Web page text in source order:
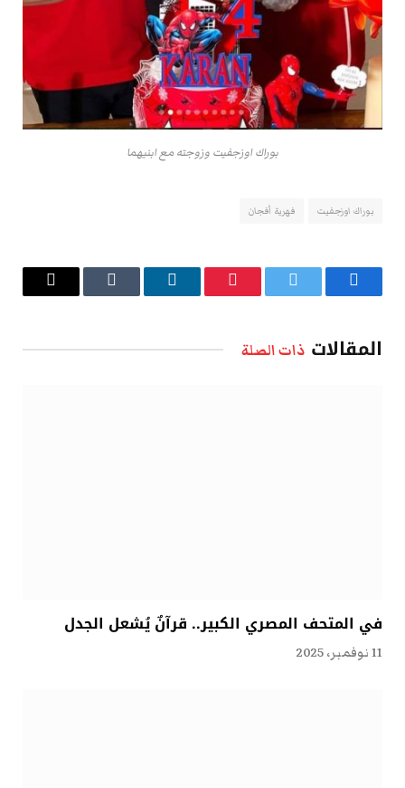
بوراك اوزجفيت وزوجته مع ابنيهما
بوراك اوزجفيت فهرية أفجان
فيسبوك تويتر بينتيريستلينكدإن Tumblr
البريد
المقالات ذات الصلة
في المتحف المصري الكبير.. قرآنٌ يُشعل الجدل
11 نوفمبر، 2025